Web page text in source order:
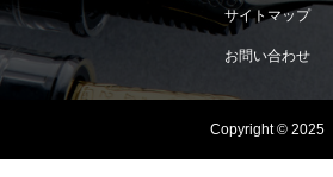
サイトマップ
お問い合わせ
Copyright © 2025